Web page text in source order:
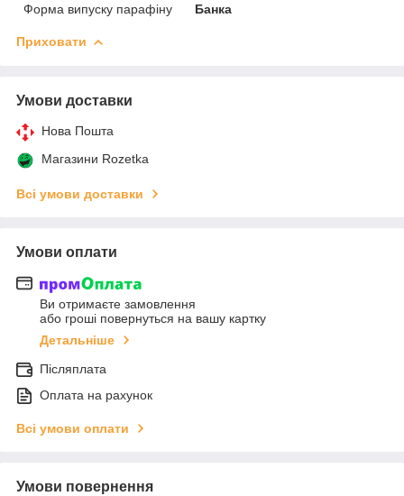
Форма випуску парафіну
Банка
Приховати
Умови доставки
Нова Пошта
Магазини Rozetka
Всі умови доставки
Умови оплати
Ви отримаєте замовлення
або гроші повернуться на вашу картку
Детальніше
Післяплата
Оплата на рахунок
Всі умови оплати
Умови повернення